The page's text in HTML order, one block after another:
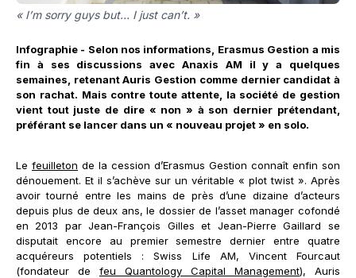
« I’m sorry guys but… I just can’t. »
Infographie - Selon nos informations, Erasmus Gestion a mis
fin à ses discussions avec Anaxis AM il y a quelques
semaines, retenant Auris Gestion comme dernier candidat à
son rachat. Mais contre toute attente, la société de gestion
vient tout juste de dire « non » à son dernier prétendant,
préférant se lancer dans un « nouveau projet » en solo.
Le feuilleton de la cession d’Erasmus Gestion connaît enfin son
dénouement. Et il s’achève sur un véritable « plot twist ». Après
avoir tourné entre les mains de près d’une dizaine d’acteurs
depuis plus de deux ans, le dossier de l’asset manager cofondé
en 2013 par Jean-François Gilles et Jean-Pierre Gaillard se
disputait encore au premier semestre dernier entre quatre
acquéreurs potentiels : Swiss Life AM, Vincent Fourcaut
(fondateur de feu Quantology Capital Management), Auris